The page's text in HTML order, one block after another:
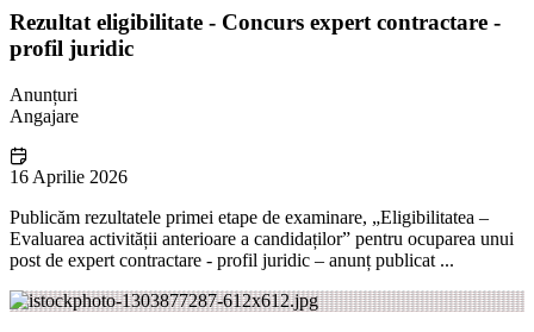
Rezultat eligibilitate - Concurs expert contractare -
profil juridic
Anunțuri
Angajare
16 Aprilie 2026
Publicăm rezultatele primei etape de examinare, „Eligibilitatea –
Evaluarea activității anterioare a candidaților” pentru ocuparea unui
post de expert contractare - profil juridic – anunț publicat ...